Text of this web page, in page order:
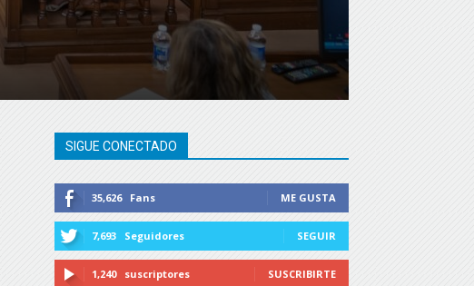
SIGUE CONECTADO
35,626 Fans ME GUSTA
7,693 Seguidores SEGUIR
1,240 suscriptores SUSCRIBIRTE